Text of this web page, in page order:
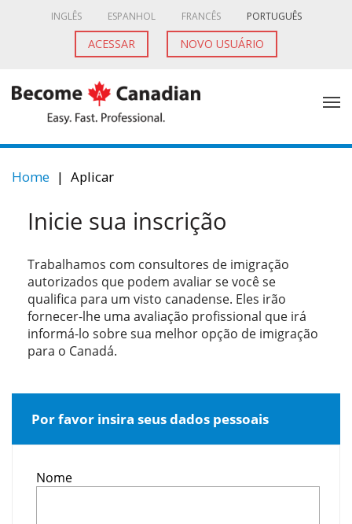
INGLÊS ESPANHOL FRANCÊS PORTUGUÊS
ACESSAR NOVO USUÁRIO
Home | Aplicar